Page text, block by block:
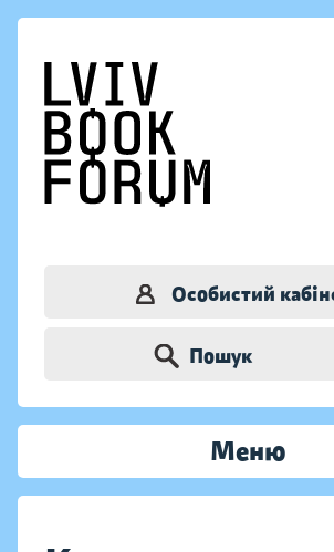
Особистий
Пошук
Меню